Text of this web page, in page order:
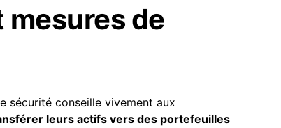
de
sécurité conseille vivement aux
leurs actifs vers des portefeuilles